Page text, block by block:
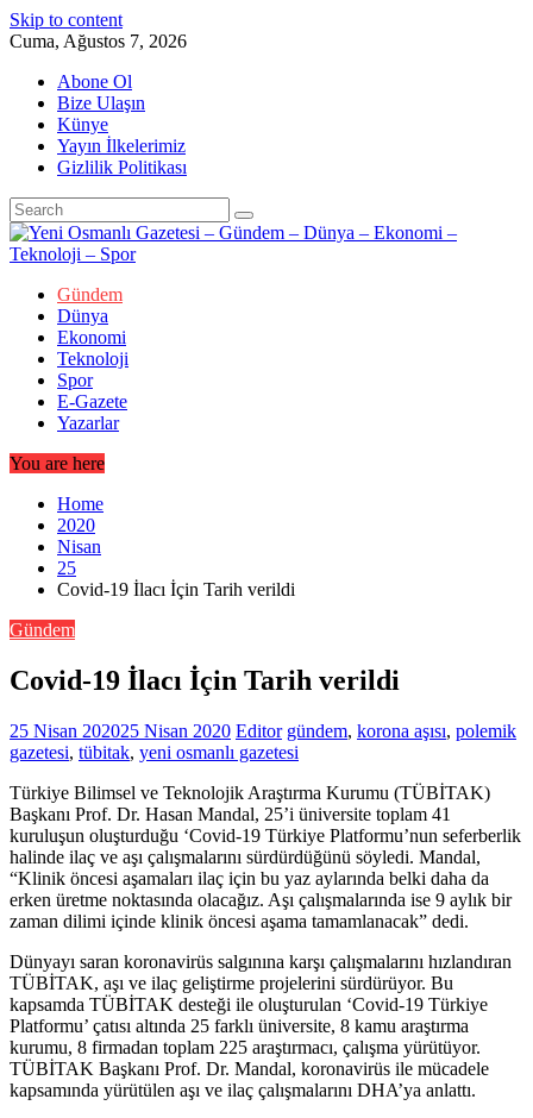
Skip to content
Cuma, Ağustos 7, 2026
Abone Ol
Bize Ulaşın
Künye
Yayın İlkelerimiz
Gizlilik Politikası
Gündem
Dünya
Ekonomi
Teknoloji
Spor
E-Gazete
Yazarlar
You are here
Home
2020
Nisan
25
Covid-19 İlacı İçin Tarih verildi
Gündem
Covid-19 İlacı İçin Tarih verildi
25 Nisan 202025 Nisan 2020 Editor gündem, korona aşısı, polemik
gazetesi, tübitak, yeni osmanlı gazetesi
Türkiye Bilimsel ve Teknolojik Araştırma Kurumu (TÜBİTAK)
Başkanı Prof. Dr. Hasan Mandal, 25’i üniversite toplam 41
kuruluşun oluşturduğu ‘Covid-19 Türkiye Platformu’nun seferberlik
halinde ilaç ve aşı çalışmalarını sürdürdüğünü söyledi. Mandal,
“Klinik öncesi aşamaları ilaç için bu yaz aylarında belki daha da
erken üretme noktasında olacağız. Aşı çalışmalarında ise 9 aylık bir
zaman dilimi içinde klinik öncesi aşama tamamlanacak” dedi.
Dünyayı saran koronavirüs salgınına karşı çalışmalarını hızlandıran
TÜBİTAK, aşı ve ilaç geliştirme projelerini sürdürüyor. Bu
kapsamda TÜBİTAK desteği ile oluşturulan ‘Covid-19 Türkiye
Platformu’ çatısı altında 25 farklı üniversite, 8 kamu araştırma
kurumu, 8 firmadan toplam 225 araştırmacı, çalışma yürütüyor.
TÜBİTAK Başkanı Prof. Dr. Mandal, koronavirüs ile mücadele
kapsamında yürütülen aşı ve ilaç çalışmalarını DHA’ya anlattı.